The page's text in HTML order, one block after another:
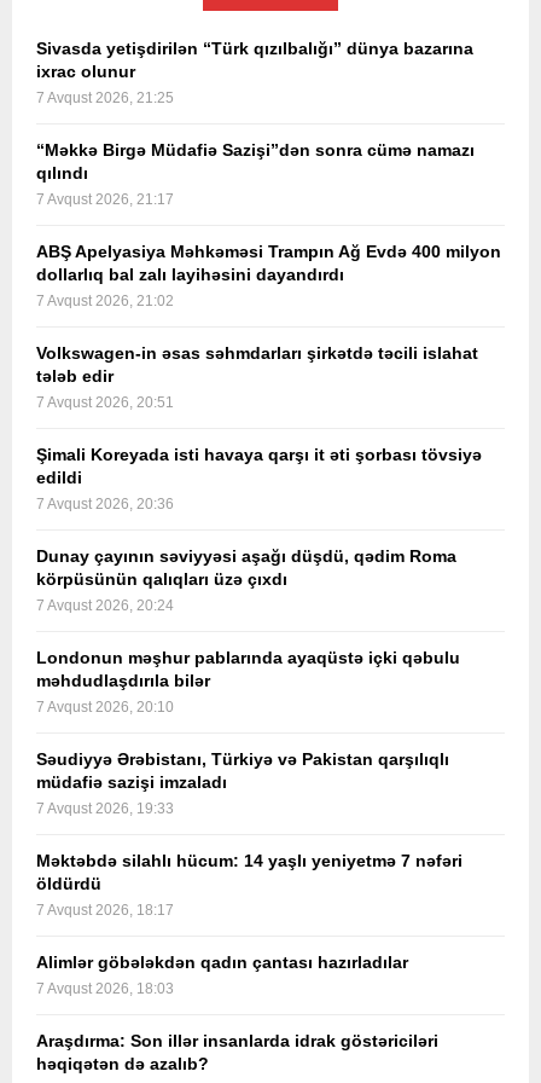
Sivasda yetişdirilən “Türk qızılbalığı” dünya bazarına
ixrac olunur
7 Avqust 2026, 21:25
“Məkkə Birgə Müdafiə Sazişi”dən sonra cümə namazı
qılındı
7 Avqust 2026, 21:17
ABŞ Apelyasiya Məhkəməsi Trampın Ağ Evdə 400 milyon
dollarlıq bal zalı layihəsini dayandırdı
7 Avqust 2026, 21:02
Volkswagen-in əsas səhmdarları şirkətdə təcili islahat
tələb edir
7 Avqust 2026, 20:51
Şimali Koreyada isti havaya qarşı it əti şorbası tövsiyə
edildi
7 Avqust 2026, 20:36
Dunay çayının səviyyəsi aşağı düşdü, qədim Roma
körpüsünün qalıqları üzə çıxdı
7 Avqust 2026, 20:24
Londonun məşhur pablarında ayaqüstə içki qəbulu
məhdudlaşdırıla bilər
7 Avqust 2026, 20:10
Səudiyyə Ərəbistanı, Türkiyə və Pakistan qarşılıqlı
müdafiə sazişi imzaladı
7 Avqust 2026, 19:33
Məktəbdə silahlı hücum: 14 yaşlı yeniyetmə 7 nəfəri
öldürdü
7 Avqust 2026, 18:17
Alimlər göbələkdən qadın çantası hazırladılar
7 Avqust 2026, 18:03
Araşdırma: Son illər insanlarda idrak göstəriciləri
həqiqətən də azalıb?